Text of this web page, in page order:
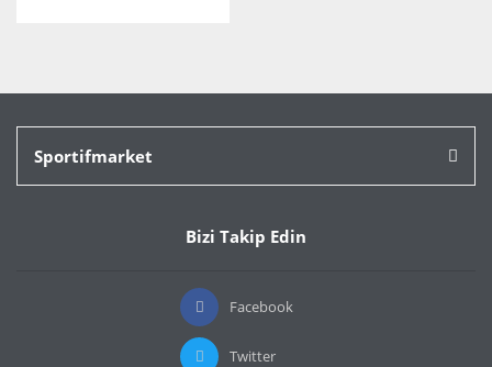
Sportifmarket
Bizi Takip Edin
Facebook
Twitter